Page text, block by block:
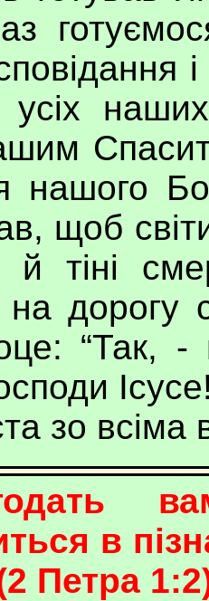
нашого
щоб
й тіні
дорогу
“Так,
зо
в
Петра